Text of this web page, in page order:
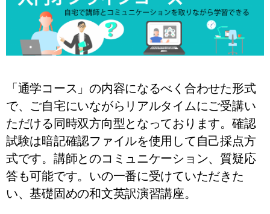
「通学コース」の内容になるべく合わせた形式
で、ご自宅にいながらリアルタイムにご受講い
ただける同時双方向型となっております。確認
試験は暗記確認ファイルを使用して自己採点方
式です。講師とのコミュニケーション、質疑応
答も可能です。いの一番に受けていただきた
い、基礎固めの和文英訳演習講座。